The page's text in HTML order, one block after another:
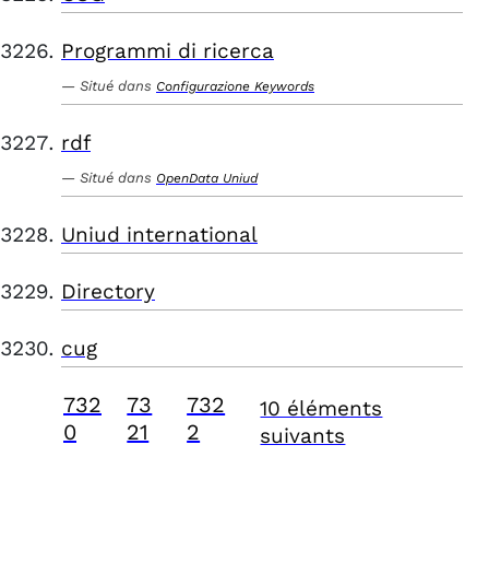
Programmi di ricerca
Situé dans Configurazione Keywords
rdf
Situé dans OpenData Uniud
Uniud international
Directory
cug
732
0
73
21
732
2
10 éléments
suivants